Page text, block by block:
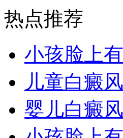
热点推荐
小孩脸上
儿童白癜
婴儿白癜